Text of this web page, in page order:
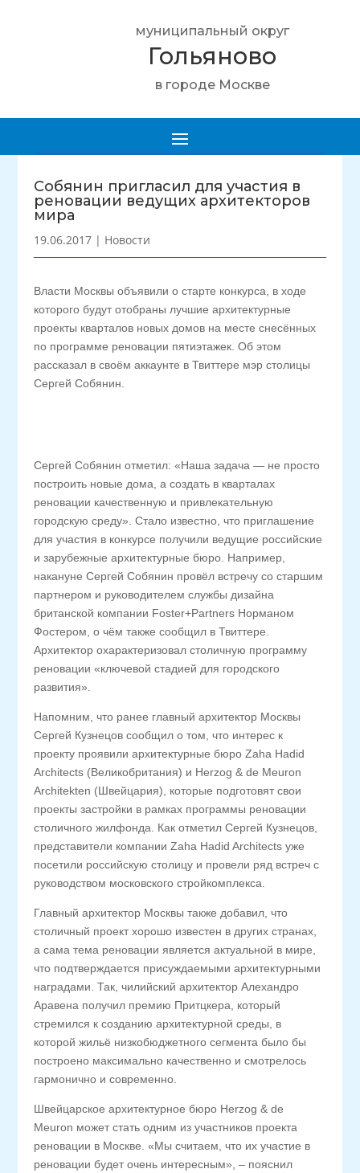
муниципальный округ
Гольяново
в городе Москве
Собянин пригласил для участия в
реновации ведущих архитекторов
мира
19.06.2017 | Новости
Власти Москвы объявили о старте конкурса, в ходе
которого будут отобраны лучшие архитектурные
проекты кварталов новых домов на месте снесённых
по программе реновации пятиэтажек. Об этом
рассказал в своём аккаунте в Твиттере мэр столицы
Сергей Собянин.
Сергей Собянин отметил: «Наша задача — не просто
построить новые дома, а создать в кварталах
реновации качественную и привлекательную
городскую среду». Стало известно, что приглашение
для участия в конкурсе получили ведущие российские
и зарубежные архитектурные бюро. Например,
накануне Сергей Собянин провёл встречу со старшим
партнером и руководителем службы дизайна
британской компании Foster+Partners Норманом
Фостером, о чём также сообщил в Твиттере.
Архитектор охарактеризовал столичную программу
реновации «ключевой стадией для городского
развития».
Напомним, что ранее главный архитектор Москвы
Сергей Кузнецов сообщил о том, что интерес к
проекту проявили архитектурные бюро Zaha Hadid
Architects (Великобритания) и Herzog & de Meuron
Architekten (Швейцария), которые подготовят свои
проекты застройки в рамках программы реновации
столичного жилфонда. Как отметил Сергей Кузнецов,
представители компании Zaha Hadid Architects уже
посетили российскую столицу и провели ряд встреч с
руководством московского стройкомплекса.
Главный архитектор Москвы также добавил, что
столичный проект хорошо известен в других странах,
а сама тема реновации является актуальной в мире,
что подтверждается присуждаемыми архитектурными
наградами. Так, чилийский архитектор Алехандро
Аравена получил премию Притцкера, который
стремился к созданию архитектурной среды, в
которой жильё низкобюджетного сегмента было бы
построено максимально качественно и смотрелось
гармонично и современно.
Швейцарское архитектурное бюро Herzog & de
Meuron может стать одним из участников проекта
реновации в Москве. «Мы считаем, что их участие в
реновации будет очень интересным», – пояснил